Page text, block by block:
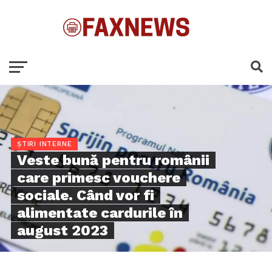
ȘTIRI INTERNE
Veste bună pentru românii
care primesc vouchere
sociale. Când vor fi
alimentate cardurile în
august 2023